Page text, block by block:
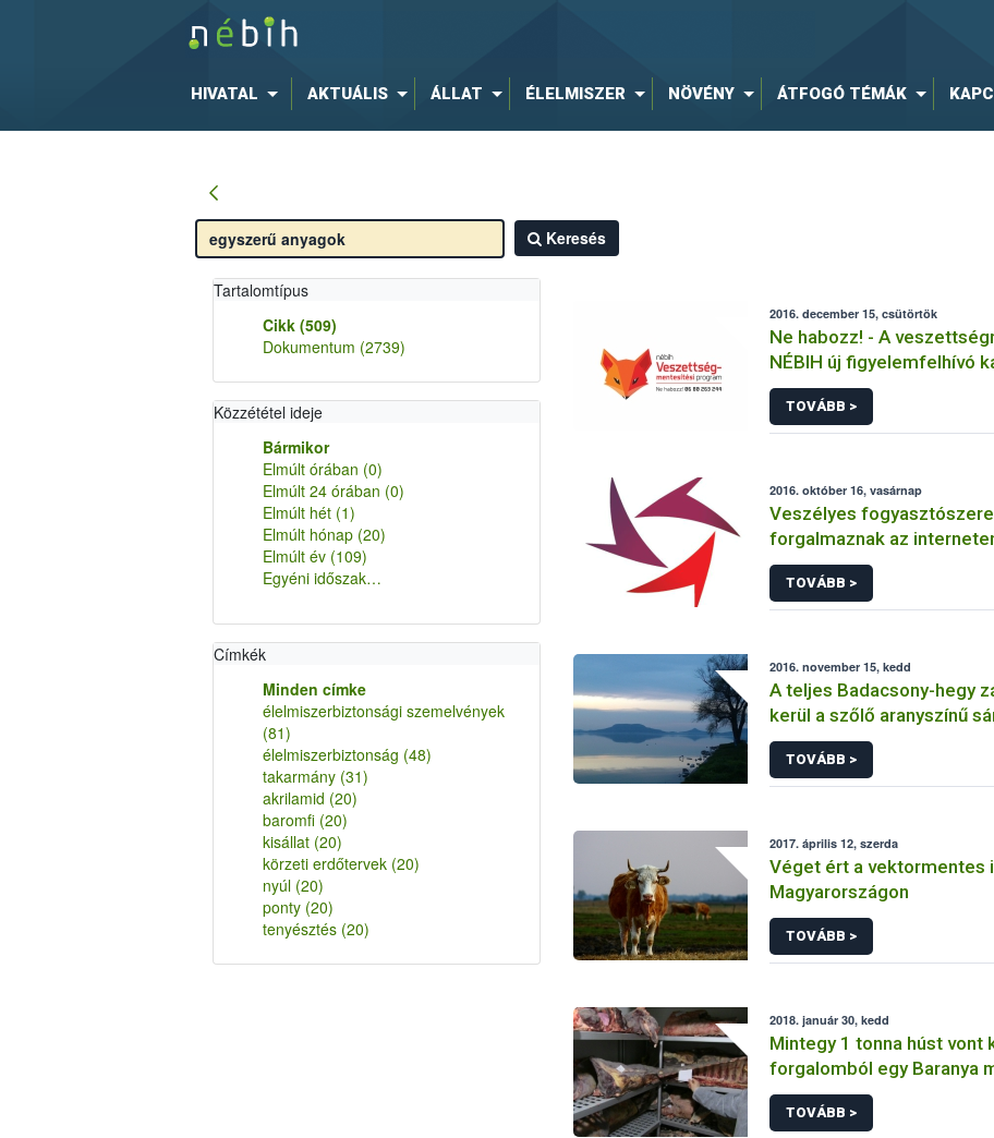
HIVATAL AKTUÁLIS ÁLLAT ÉLELMISZER NÖVÉNY ÁTFOGÓ TÉMÁK
Keresés
Tartalomtípus
Cikk (509)
Dokumentum (2739)
Közzététel ideje
Bármikor
Elmúlt órában (0)
Elmúlt 24 órában (0)
Elmúlt hét (1)
Elmúlt hónap (20)
Elmúlt év (109)
Egyéni időszak…
Címkék
Minden címke
élelmiszerbiztonsági szemelvények
(81)
élelmiszerbiztonság (48)
takarmány (31)
akrilamid (20)
baromfi (20)
kisállat (20)
körzeti erdőtervek (20)
nyúl (20)
ponty (20)
tenyésztés (20)
2016. december 15, csütörtök
Ne habozz! - A
NÉBIH új figyelemfelhívó
TOVÁBB >
2016. október 16, vasárnap
Veszélyes
forgalmaznak az
TOVÁBB >
2016. november 15, kedd
A teljes Badacsony-hegy
kerül a szőlő aranyszínű
betegség miatt
TOVÁBB >
2017. április 12, szerda
Véget ért a vektormentes
Magyarországon
TOVÁBB >
2018. január 30, kedd
Mintegy 1 tonna húst vont
forgalomból egy Baranya
élelmiszer előállító
TOVÁBB >